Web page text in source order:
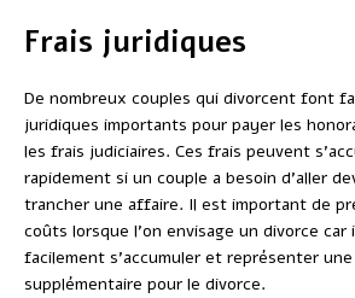
Frais juridiques
De nombreux couples qui divorcent font
juridiques importants pour payer les
les frais judiciaires. Ces frais peuvent
rapidement si un couple a besoin d’aller
trancher une affaire. Il est important de
coûts lorsque l’on envisage un divorce car
facilement s’accumuler et représenter
supplémentaire pour le divorce.